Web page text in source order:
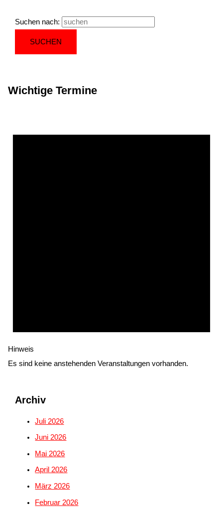
Suchen nach:
Wichtige Termine
Hinweis
Es sind keine anstehenden Veranstaltungen vorhanden.
Archiv
Juli 2026
Juni 2026
Mai 2026
April 2026
März 2026
Februar 2026